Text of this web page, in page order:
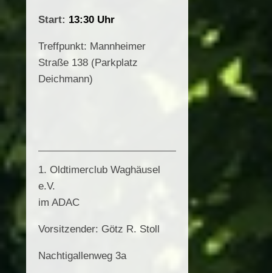
Start: 13:30 Uhr
Treffpunkt: Mannheimer
Straße 138 (Parkplatz
Deichmann)
1. Oldtimerclub Waghäusel
e.V.
im ADAC
Vorsitzender: Götz R. Stoll
Nachtigallenweg 3a